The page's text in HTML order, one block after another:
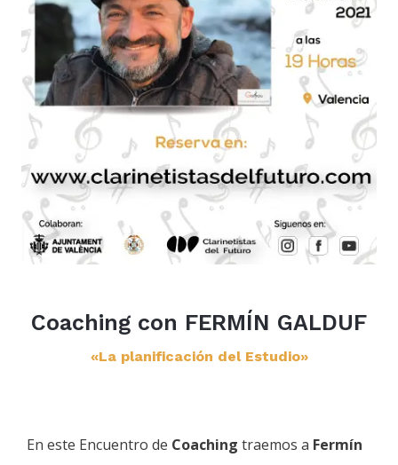
Coaching con FERMÍN GALDUF
«La planificación del Estudio»
En este Encuentro de Coaching traemos a Fermín